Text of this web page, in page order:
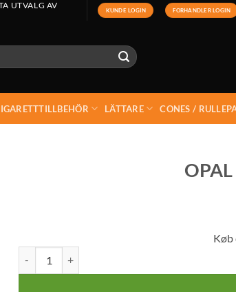
UTVALG AV
KUNDE LOGIN FORHANDLER LOGIN
LÄTTARE CONES /
Køb